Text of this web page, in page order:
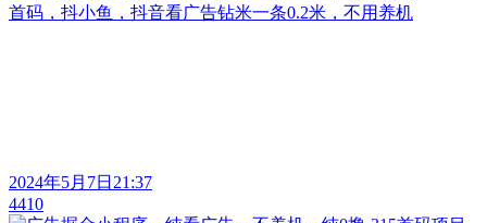
首码，抖小鱼，抖音看广告钻米一条0.2米，不用养机
2024年5月7日21:37
4410